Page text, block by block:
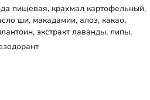
пищевая, крахмал картофельный,
ши, макадамии, алоэ, какао,
экстракт лаванды, липы,
календулы, воск лаванды,
состав